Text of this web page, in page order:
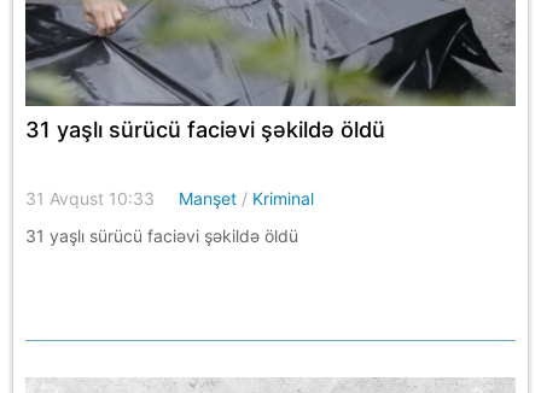
31 yaşlı sürücü faciəvi şəkildə öldü
31 Avqust 10:33 Manşet / Kriminal
31 yaşlı sürücü faciəvi şəkildə öldü